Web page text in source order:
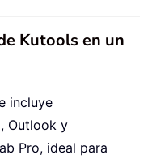
Kutools en un
incluye
Outlook y
Pro, ideal para